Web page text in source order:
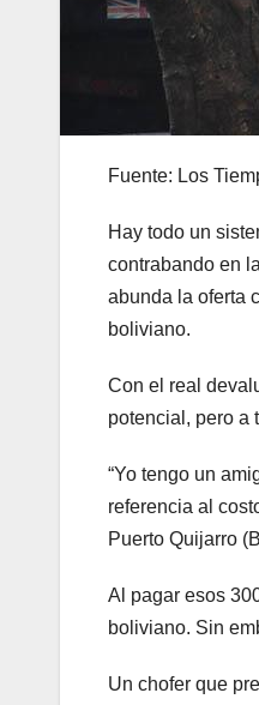
Fuente: Los
Hay todo un
contrabando en
abunda la oferta
boliviano.
Con el real
potencial, pero a
“Yo tengo un
referencia al
Puerto Quijarro
Al pagar esos
boliviano. Sin
Un chofer que